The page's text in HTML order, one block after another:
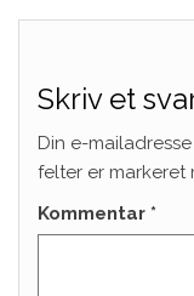
Skriv et
Din e-
felter er markeret
Kommentar *